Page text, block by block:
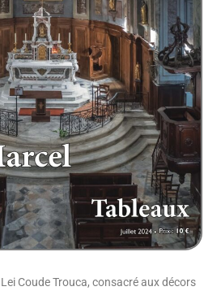
Coude Trouca, consacré aux décors